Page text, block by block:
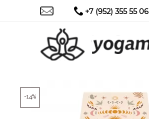
+7 (952) 355 55 06
-14%